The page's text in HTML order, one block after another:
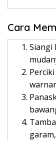
Cara
Siangi